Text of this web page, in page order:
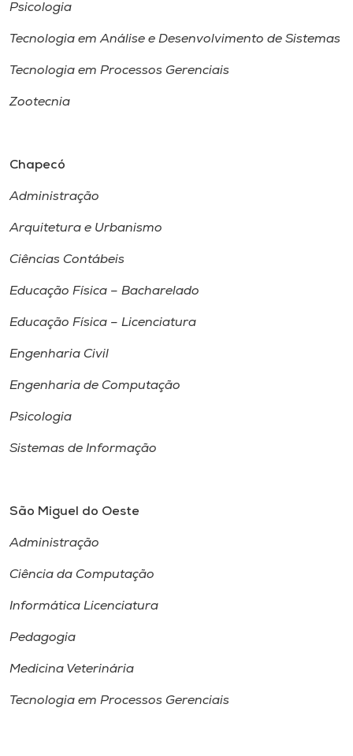
Psicologia
Tecnologia em Análise e Desenvolvimento de Sistemas
Tecnologia em Processos Gerenciais
Zootecnia
Chapecó
Administração
Arquitetura e Urbanismo
Ciências Contábeis
Educação Física – Bacharelado
Educação Física – Licenciatura
Engenharia Civil
Engenharia de Computação
Psicologia
Sistemas de Informação
São Miguel do Oeste
Administração
Ciência da Computação
Informática Licenciatura
Pedagogia
Medicina Veterinária
Tecnologia em Processos Gerenciais